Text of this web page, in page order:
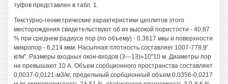
туфов представлен в табл. 1.
Текстурно-геометрические характеристики цеолитов этого
месторождения свидетельствуют об их высокой пористости - 40,87
% при среднем радиусе пор (по объему) - 0,3617 мкы и поверхности
микропор - 6,214 мкм. Насыпная плотность составляег 1007-778,9'
кг/м". Размеры входных окон-входов (3—13)»10"10 м. Диаметры пор
не превышают 10 А. Объем сорбционного пространства составляет
0,0037-0,0121-м3/кг, предельный сорбционный объем 0,0356-0,0217